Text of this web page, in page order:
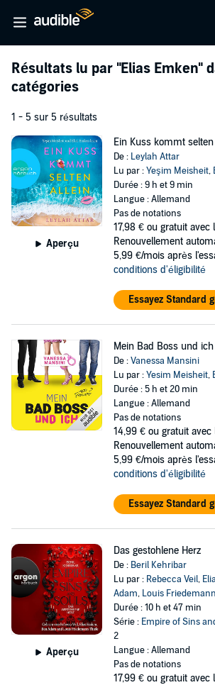
Résultats lu par "Elias Emken"
catégories
1 - 5 sur 5 résultats
Aperçu
Ein Kuss kommt
De : Leylah Attar
Lu par :Yeşim Meisheit,
Durée : 9 h et 9 min
Langue : Allemand
Pas de notations
17,98 € ou gratuit avec
Renouvellement
5,99 €/mois après
conditions d'éligibilité
Essayez Standard
Mein Bad Boss und ich
De :Vanessa Mansini
Lu par :Yesim Meisheit,
Durée : 5 h et 20 min
Langue : Allemand
Pas de notations
14,99 € ou gratuit avec
Renouvellement
5,99 €/mois après
conditions d'éligibilité
Essayez Standard
Aperçu
Das gestohlene Herz
De : Beril Kehribar
Lu par : Rebecca Veil,
Adam, Louis
Durée : 10 h et 47 min
Série : Empire of Sins
2
Langue : Allemand
Pas de notations
17,99 € ou gratuit avec